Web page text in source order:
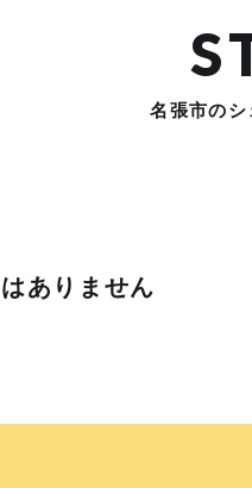
名張市の
ありません